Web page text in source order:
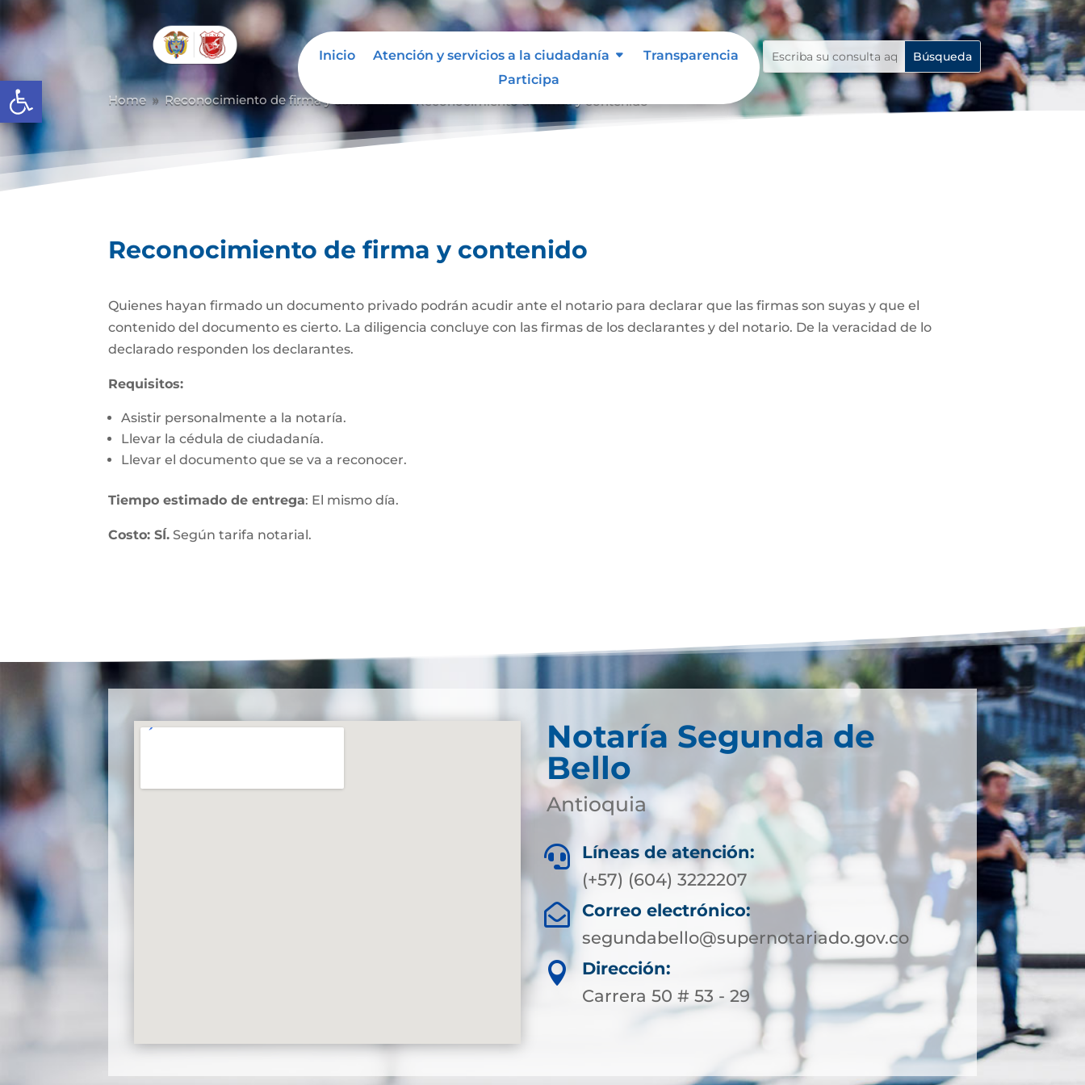
Abrir barra de herramientas
Inicio Atención y servicios a la ciudadanía
Transparencia
Participa
Home 9 Reconocimiento de firma y contenido
Reconocimiento de firma y contenido
Quienes hayan firmado un documento privado podrán acudir ante el notario para declarar que las firmas son suyas y que el
contenido del documento es cierto. La diligencia concluye con las firmas de los declarantes y del notario. De la veracidad de lo
declarado responden los declarantes.
Requisitos:
Asistir personalmente a la notaría.
Llevar la cédula de ciudadanía.
Llevar el documento que se va a reconocer.
Tiempo estimado de entrega: El mismo día.
Costo: SÍ. Según tarifa notarial.
Notaría Segunda de
Bello
Antioquia

Líneas de atención:
(+57) (604) 3222207

Correo electrónico:
segundabello@supernotariado.gov.co

Dirección:
Carrera 50 # 53 - 29